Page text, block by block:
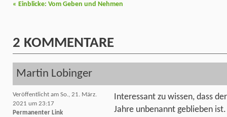
« Einblicke: Vom Geben und Nehmen
2 KOMMENTARE
Martin Lobinger
Veröffentlicht am So., 21. März.
2021 um 23:17
Permanenter Link
Interessant zu wissen, dass
Jahre unbenannt geblieben